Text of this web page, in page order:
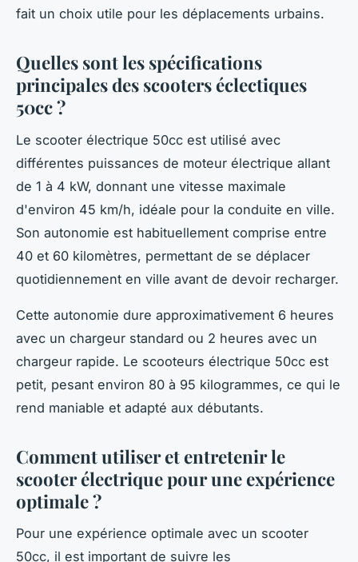
fait un choix utile pour les déplacements urbains.
Quelles sont les spécifications
principales des scooters éclectiques
50cc ?
Le scooter électrique 50cc est utilisé avec
différentes puissances de moteur électrique allant
de 1 à 4 kW, donnant une vitesse maximale
d'environ 45 km/h, idéale pour la conduite en ville.
Son autonomie est habituellement comprise entre
40 et 60 kilomètres, permettant de se déplacer
quotidiennement en ville avant de devoir recharger.
Cette autonomie dure approximativement 6 heures
avec un chargeur standard ou 2 heures avec un
chargeur rapide. Le scooteurs électrique 50cc est
petit, pesant environ 80 à 95 kilogrammes, ce qui le
rend maniable et adapté aux débutants.
Comment utiliser et entretenir le
scooter électrique pour une expérience
optimale ?
Pour une expérience optimale avec un scooter
50cc, il est important de suivre les